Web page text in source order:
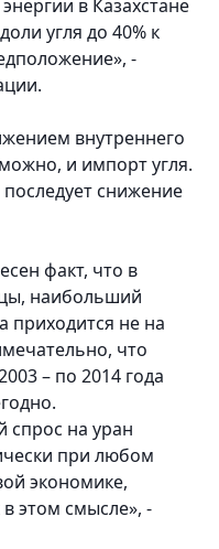
в Казахстане
угля до 40% к
-
внутреннего
и импорт угля.
снижение
факт, что в
наибольший
приходится не на
что
– по 2014 года
спрос на уран
при любом
экономике,
в этом смысле», -